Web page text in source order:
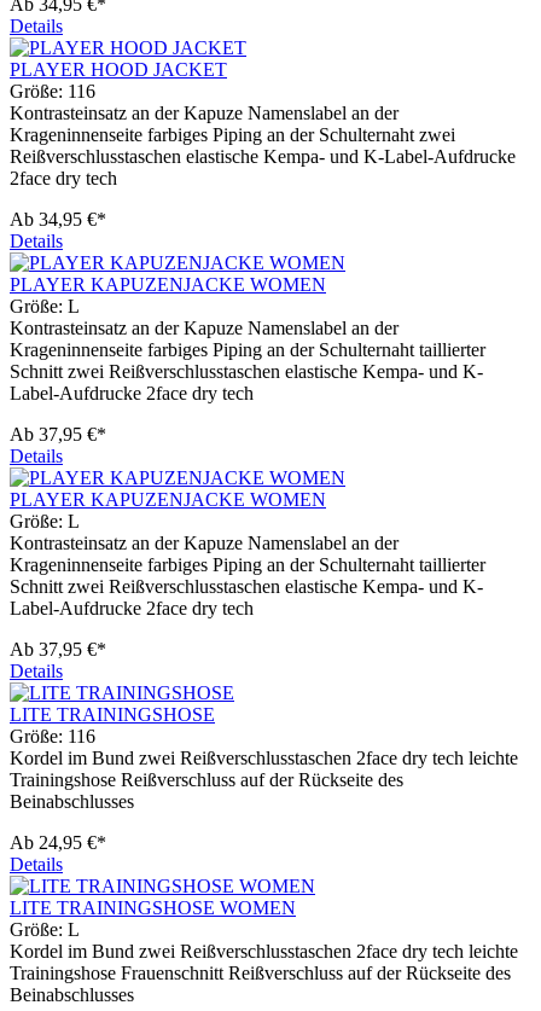
Ab 34,95 €*
Details
PLAYER HOOD JACKET
Größe: 116
Kontrasteinsatz an der Kapuze Namenslabel an der
Krageninnenseite farbiges Piping an der Schulternaht zwei
Reißverschlusstaschen elastische Kempa- und K-Label-Aufdrucke
2face dry tech
Ab 34,95 €*
Details
PLAYER KAPUZENJACKE WOMEN
Größe: L
Kontrasteinsatz an der Kapuze Namenslabel an der
Krageninnenseite farbiges Piping an der Schulternaht taillierter
Schnitt zwei Reißverschlusstaschen elastische Kempa- und K-
Label-Aufdrucke 2face dry tech
Ab 37,95 €*
Details
PLAYER KAPUZENJACKE WOMEN
Größe: L
Kontrasteinsatz an der Kapuze Namenslabel an der
Krageninnenseite farbiges Piping an der Schulternaht taillierter
Schnitt zwei Reißverschlusstaschen elastische Kempa- und K-
Label-Aufdrucke 2face dry tech
Ab 37,95 €*
Details
LITE TRAININGSHOSE
Größe: 116
Kordel im Bund zwei Reißverschlusstaschen 2face dry tech leichte
Trainingshose Reißverschluss auf der Rückseite des
Beinabschlusses
Ab 24,95 €*
Details
LITE TRAININGSHOSE WOMEN
Größe: L
Kordel im Bund zwei Reißverschlusstaschen 2face dry tech leichte
Trainingshose Frauenschnitt Reißverschluss auf der Rückseite des
Beinabschlusses